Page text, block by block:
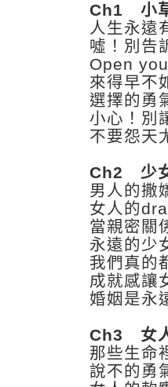
Ch1 小
人生永遠
噓！別
Open
來得早不
選擇的勇
小心！別
不要怨天
Ch2 少
男人的撒
女人的
當親密關
永遠的少
我們真的
成就感讓
婚姻是永
Ch3 女
那些生命
說不的勇